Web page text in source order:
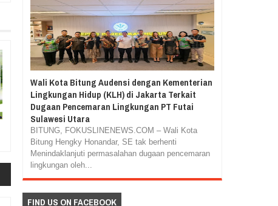
Wali Kota Bitung Audensi dengan Kementerian
Lingkungan Hidup (KLH) di Jakarta Terkait
Dugaan Pencemaran Lingkungan PT Futai
Sulawesi Utara
BITUNG, FOKUSLINENEWS.COM – Wali Kota
Bitung Hengky Honandar, SE tak berhenti
Menindaklanjuti permasalahan dugaan pencemaran
lingkungan oleh...
FIND US ON FACEBOOK